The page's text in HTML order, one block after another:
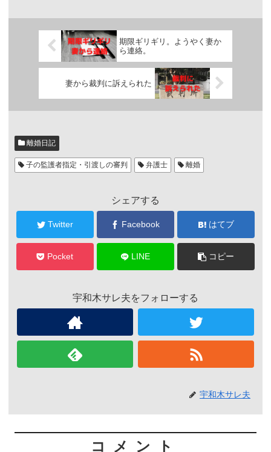
期限ギリギリ。ようやく妻か
ら連絡。
妻から裁判に訴えられた
離婚日記
子の監護者指定・引渡しの審判 弁護士 離婚
シェアする
Twitter Facebook はてブ
Pocket LINE コピー
宇和木サレ夫をフォローする
宇和木サレ夫
コメント